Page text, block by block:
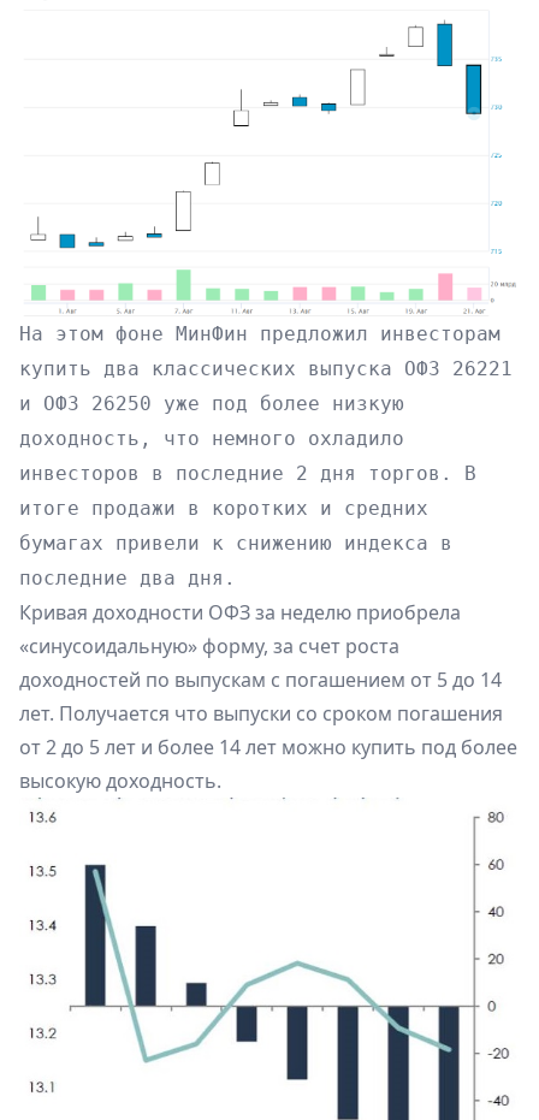
На этом фоне МинФин предложил инвесторам
купить два классических выпуска ОФЗ 26221
и ОФЗ 26250 уже под более низкую
доходность, что немного охладило
инвесторов в последние 2 дня торгов. В
итоге продажи в коротких и средних
бумагах привели к снижению индекса в
последние два дня.
Кривая доходности ОФЗ за неделю приобрела
«синусоидальную» форму, за счет роста
доходностей по выпускам с погашением от 5 до 14
лет. Получается что выпуски со сроком погашения
от 2 до 5 лет и более 14 лет можно купить под более
высокую доходность.